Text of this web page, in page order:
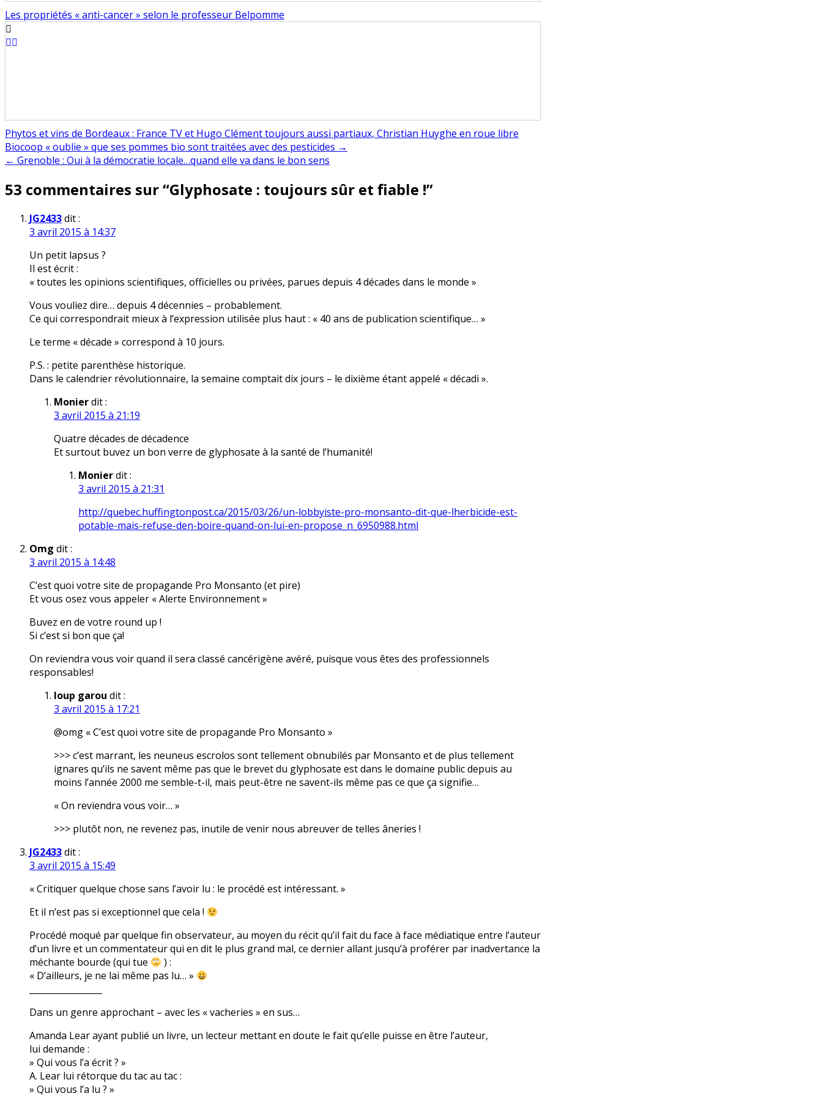
Les propriétés « anti-cancer » selon le professeur Belpomme
Phytos et vins de Bordeaux : France TV et Hugo Clément toujours aussi partiaux, Christian Huyghe en roue libre
Navigation
de
l’article
Biocoop « oublie » que ses pommes bio sont traitées avec des pesticides →
← Grenoble : Oui à la démocratie locale…quand elle va dans le bon sens
53 commentaires sur “Glyphosate : toujours sûr et fiable !”
JG2433dit :
3 avril 2015 à 14:37
Un petit lapsus ?
Il est écrit :
« toutes les opinions scientifiques, officielles ou privées, parues depuis 4 décades dans le monde »
Vous vouliez dire… depuis 4 décennies – probablement.
Ce qui correspondrait mieux à l’expression utilisée plus haut : « 40 ans de publication scientifique… »
Le terme « décade » correspond à 10 jours.
P.S. : petite parenthèse historique.
Dans le calendrier révolutionnaire, la semaine comptait dix jours – le dixième étant appelé « décadi ».
Monierdit :
3 avril 2015 à 21:19
Quatre décades de décadence
Et surtout buvez un bon verre de glyphosate à la santé de l’humanité!
Monierdit :
3 avril 2015 à 21:31
http://quebec.huffingtonpost.ca/2015/03/26/un-lobbyiste-pro-monsanto-dit-que-lherbicide-est-
potable-mais-refuse-den-boire-quand-on-lui-en-propose_n_6950988.html
Omg dit :
3 avril 2015 à 14:48
C’est quoi votre site de propagande Pro Monsanto (et pire)
Et vous osez vous appeler « Alerte Environnement »
Buvez en de votre round up !
Si c’est si bon que ça!
On reviendra vous voir quand il sera classé cancérigène avéré, puisque vous êtes des professionnels
responsables!
loup garou dit :
3 avril 2015 à 17:21
@omg « C’est quoi votre site de propagande Pro Monsanto »
>>> c’est marrant, les neuneus escrolos sont tellement obnubilés par Monsanto et de plus tellement
ignares qu’ils ne savent même pas que le brevet du glyphosate est dans le domaine public depuis au
moins l’année 2000 me semble-t-il, mais peut-être ne savent-ils même pas ce que ça signifie…
« On reviendra vous voir… »
>>> plutôt non, ne revenez pas, inutile de venir nous abreuver de telles âneries !
JG2433dit :
3 avril 2015 à 15:49
« Critiquer quelque chose sans l’avoir lu : le procédé est intéressant. »
Et il n’est pas si exceptionnel que cela !
Procédé moqué par quelque fin observateur, au moyen du récit qu’il fait du face à face médiatique entre l’auteur
d’un livre et un commentateur qui en dit le plus grand mal, ce dernier allant jusqu’à proférer par inadvertance la
méchante bourde (qui tue
) :
« D’ailleurs, je ne lai même pas lu… »
Dans un genre approchant – avec les « vacheries » en sus…
Amanda Lear ayant publié un livre, un lecteur mettant en doute le fait qu’elle puisse en être l’auteur,
lui demande :
» Qui vous l’a écrit ? »
A. Lear lui rétorque du tac au tac :
» Qui vous l’a lu ? »